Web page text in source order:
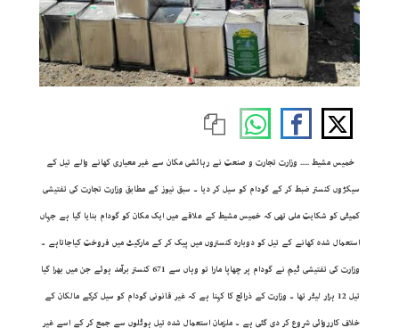
خمیس مشیط ..... وزارت تجارت و صنعت نے رہائشی مکان سے غیر معیاری کھانے والے تیل کے
سیکڑوں کنستر ضبط کر کے گودام کو سیل کر دیا ۔ سبق نیوز کے مطابق وزارت تجارت کی تفتیشی
کمیٹی کو شکایت ملی تھی کہ خمیس مشیط کے علاقے میں ایک مکان کو گودام بنایا گیا ہے جہاں
استعمال شدہ کھانے کے تیل کو دوبارہ کنستروں میں پیک کر کے مارکیٹ میں فروخت کیاجاتاہے ۔
وزارت کی تفتیشی ٹیم نے گودام پر چھاپا مارا تو وہاں سے 671 کنستر برآمد ہوئے جن میں بھرا گیا
تیل 12 ہزار لیٹر تھا ۔ وزارت کے ذرائع کا کہنا ہے کہ غیر قانونی گودام کو سیل کرکے مالکان کے
خلاف کارروائی شروع کر دی گئی ہے ۔ ملزمان استعمال شدہ تیل ہوٹلوں سے جمع کر کے اسے غیر